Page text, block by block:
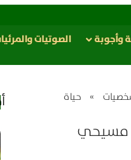
وأجوبة الصوتیات
» حياة
مسيحي